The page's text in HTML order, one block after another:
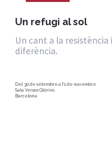
Un refugi al sol
Un cant a la resistència
diferència.
Del 30 de setembre a l'1 de novembre
Sala Versus Glòries
Barcelona